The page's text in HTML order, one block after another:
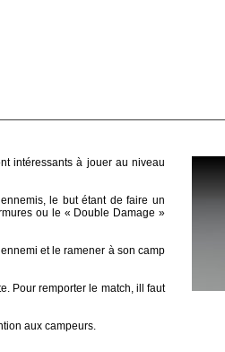
intéressants à jouer au niveau
le but étant de faire un
ou le « Double Damage »
et le ramener à son camp
Pour remporter le match, ill faut
aux campeurs.